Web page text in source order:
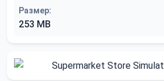
Размер:
253 MB